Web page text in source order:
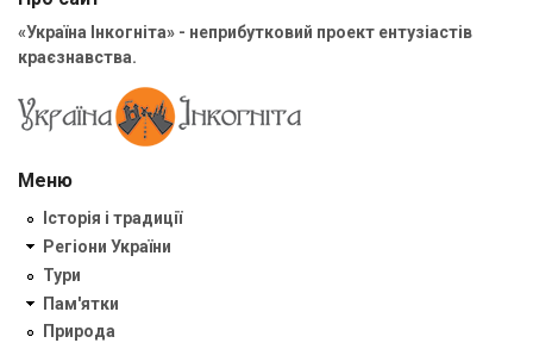
«Україна Інкогніта» - неприбутковий проект ентузіастів
краєзнавства.
Меню
Історія і традиції
Регіони України
Тури
Пам'ятки
Природа